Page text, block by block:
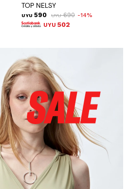
TOP NELSY
UYU 590 UYU 690 14
UYU 502